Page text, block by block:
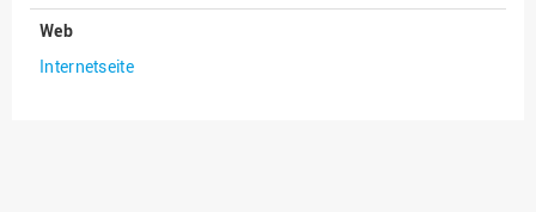
Projektmanagement Office
(PMO)
Prozessmanagement
Web
Internetseite